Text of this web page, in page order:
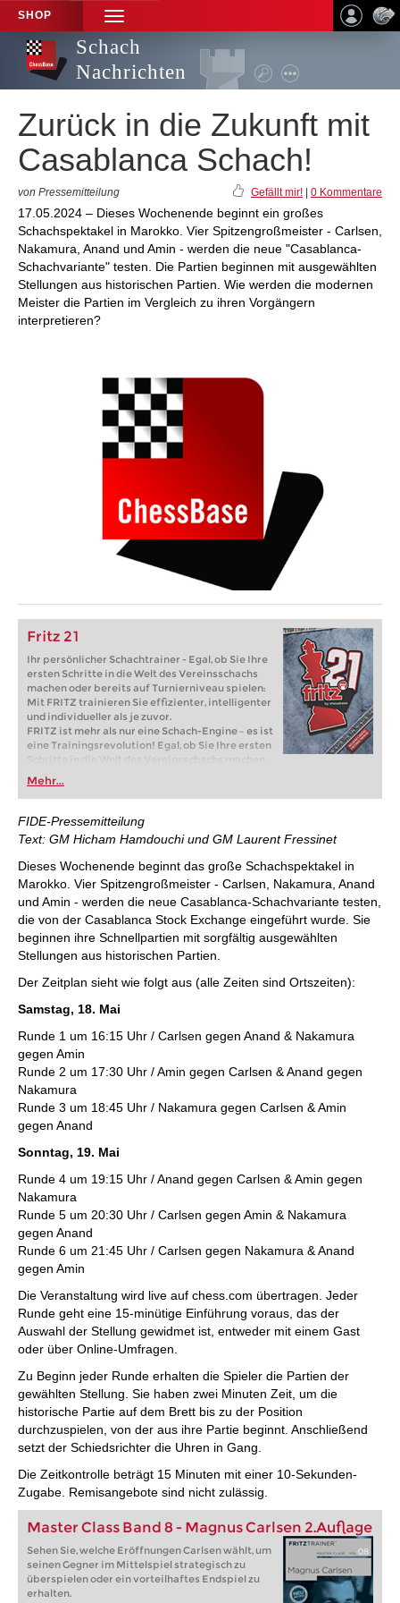
SHOP
TOGGLE
NAVIGATION
Schach
Nachrichten
Zurück in die Zukunft mit
Casablanca Schach!
von Pressemitteilung Gefällt mir! 0 Kommentare
17.05.2024 – Dieses Wochenende beginnt ein großes
Schachspektakel in Marokko. Vier Spitzengroßmeister - Carlsen,
Nakamura, Anand und Amin - werden die neue "Casablanca-
Schachvariante" testen. Die Partien beginnen mit ausgewählten
Stellungen aus historischen Partien. Wie werden die modernen
Meister die Partien im Vergleich zu ihren Vorgängern
interpretieren?
Fritz 21
Ihr persönlicher Schachtrainer - Egal, ob Sie Ihre
ersten Schritte in die Welt des Vereinsschachs
machen oder bereits auf Turnierniveau spielen:
Mit FRITZ trainieren Sie effizienter, intelligenter
und individueller als je zuvor.
FRITZ ist mehr als nur eine Schach-Engine – es ist
eine Trainingsrevolution! Egal, ob Sie Ihre ersten
Schritte in die Welt des Vereinsschachs machen
oder bereits auf Turnierniveau spielen: Mit
FRITZ trainieren Sie effizienter, intelligenter und
individueller als je zuvor.
Mehr...
FIDE-Pressemitteilung
Text: GM Hicham Hamdouchi und GM Laurent Fressinet
Dieses Wochenende beginnt das große Schachspektakel in
Marokko. Vier Spitzengroßmeister - Carlsen, Nakamura, Anand
und Amin - werden die neue Casablanca-Schachvariante testen,
die von der Casablanca Stock Exchange eingeführt wurde. Sie
beginnen ihre Schnellpartien mit sorgfältig ausgewählten
Stellungen aus historischen Partien.
Der Zeitplan sieht wie folgt aus (alle Zeiten sind Ortszeiten):
Samstag, 18. Mai
Runde 1 um 16:15 Uhr / Carlsen gegen Anand & Nakamura
gegen Amin
Runde 2 um 17:30 Uhr / Amin gegen Carlsen & Anand gegen
Nakamura
Runde 3 um 18:45 Uhr / Nakamura gegen Carlsen & Amin
gegen Anand
Sonntag, 19. Mai
Runde 4 um 19:15 Uhr / Anand gegen Carlsen & Amin gegen
Nakamura
Runde 5 um 20:30 Uhr / Carlsen gegen Amin & Nakamura
gegen Anand
Runde 6 um 21:45 Uhr / Carlsen gegen Nakamura & Anand
gegen Amin
Die Veranstaltung wird live auf chess.com übertragen. Jeder
Runde geht eine 15-minütige Einführung voraus, das der
Auswahl der Stellung gewidmet ist, entweder mit einem Gast
oder über Online-Umfragen.
Zu Beginn jeder Runde erhalten die Spieler die Partien der
gewählten Stellung. Sie haben zwei Minuten Zeit, um die
historische Partie auf dem Brett bis zu der Position
durchzuspielen, von der aus ihre Partie beginnt. Anschließend
setzt der Schiedsrichter die Uhren in Gang.
Die Zeitkontrolle beträgt 15 Minuten mit einer 10-Sekunden-
Zugabe. Remisangebote sind nicht zulässig.
Master Class Band 8 - Magnus Carlsen 2.Auflage
Sehen Sie, welche Eröffnungen Carlsen wählt, um
seinen Gegner im Mittelspiel strategisch zu
überspielen oder ein vorteilhaftes Endspiel zu
erhalten.